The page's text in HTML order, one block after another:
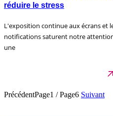
réduire le stress
L'exposition continue aux écrans et
notifications saturent notre
une
PrécédentPage1 / Page6 Suivant